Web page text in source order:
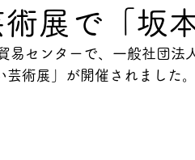
展で「坂
易センターで、一般社団法
術展」が開催されました。